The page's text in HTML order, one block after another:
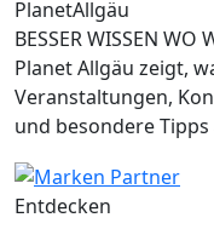
PlanetAllgäu
BESSER WISSEN WO
Planet Allgäu zeigt,
Veranstaltungen,
und besondere
Entdecken